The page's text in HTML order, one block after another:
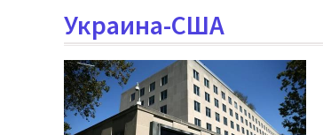
Украина-США